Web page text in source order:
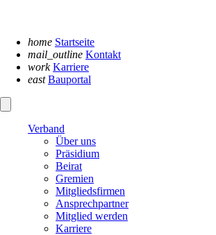
home Startseite
mail_outline Kontakt
work Karriere
east Bauportal
Verband
Über uns
Präsidium
Beirat
Gremien
Mitgliedsfirmen
Ansprechpartner
Mitglied werden
Karriere